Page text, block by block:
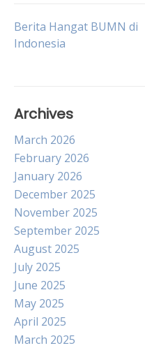
Post
Berita Hangat BUMN di
Indonesia
Archives
March 2026
February 2026
January 2026
December 2025
November 2025
September 2025
August 2025
July 2025
June 2025
May 2025
April 2025
March 2025